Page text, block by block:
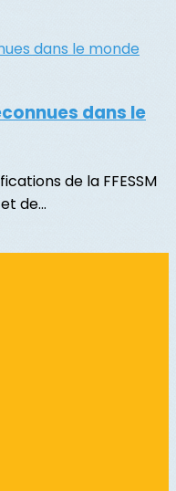
dans le
de la FFESSM
de...